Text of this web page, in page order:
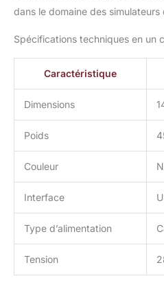
dans le domaine des simulateurs
Spécifications techniques en un
Caractéristique
Dimensions
Poids
Couleur
Interface
Type d’alimentation
Tension